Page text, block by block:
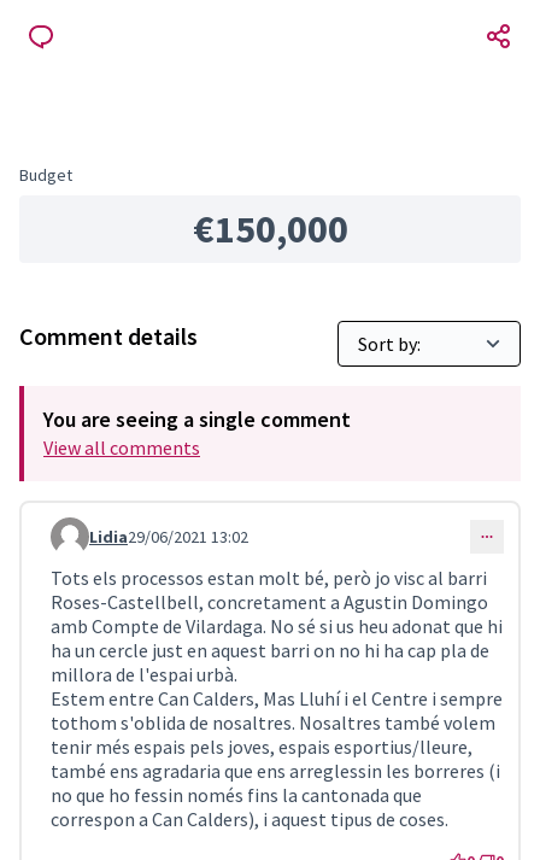
Budget
€150,000
Comment details
You are seeing a single comment
View all comments
Comment 2087
Lidia29/06/2021 13:02
Tots els processos estan molt bé, però jo visc al barri
Roses-Castellbell, concretament a Agustin Domingo
amb Compte de Vilardaga. No sé si us heu adonat que hi
ha un cercle just en aquest barri on no hi ha cap pla de
millora de l'espai urbà.
Estem entre Can Calders, Mas Lluhí i el Centre i sempre
tothom s'oblida de nosaltres. Nosaltres també volem
tenir més espais pels joves, espais esportius/lleure,
també ens agradaria que ens arreglessin les borreres (i
no que ho fessin només fins la cantonada que
correspon a Can Calders), i aquest tipus de coses.